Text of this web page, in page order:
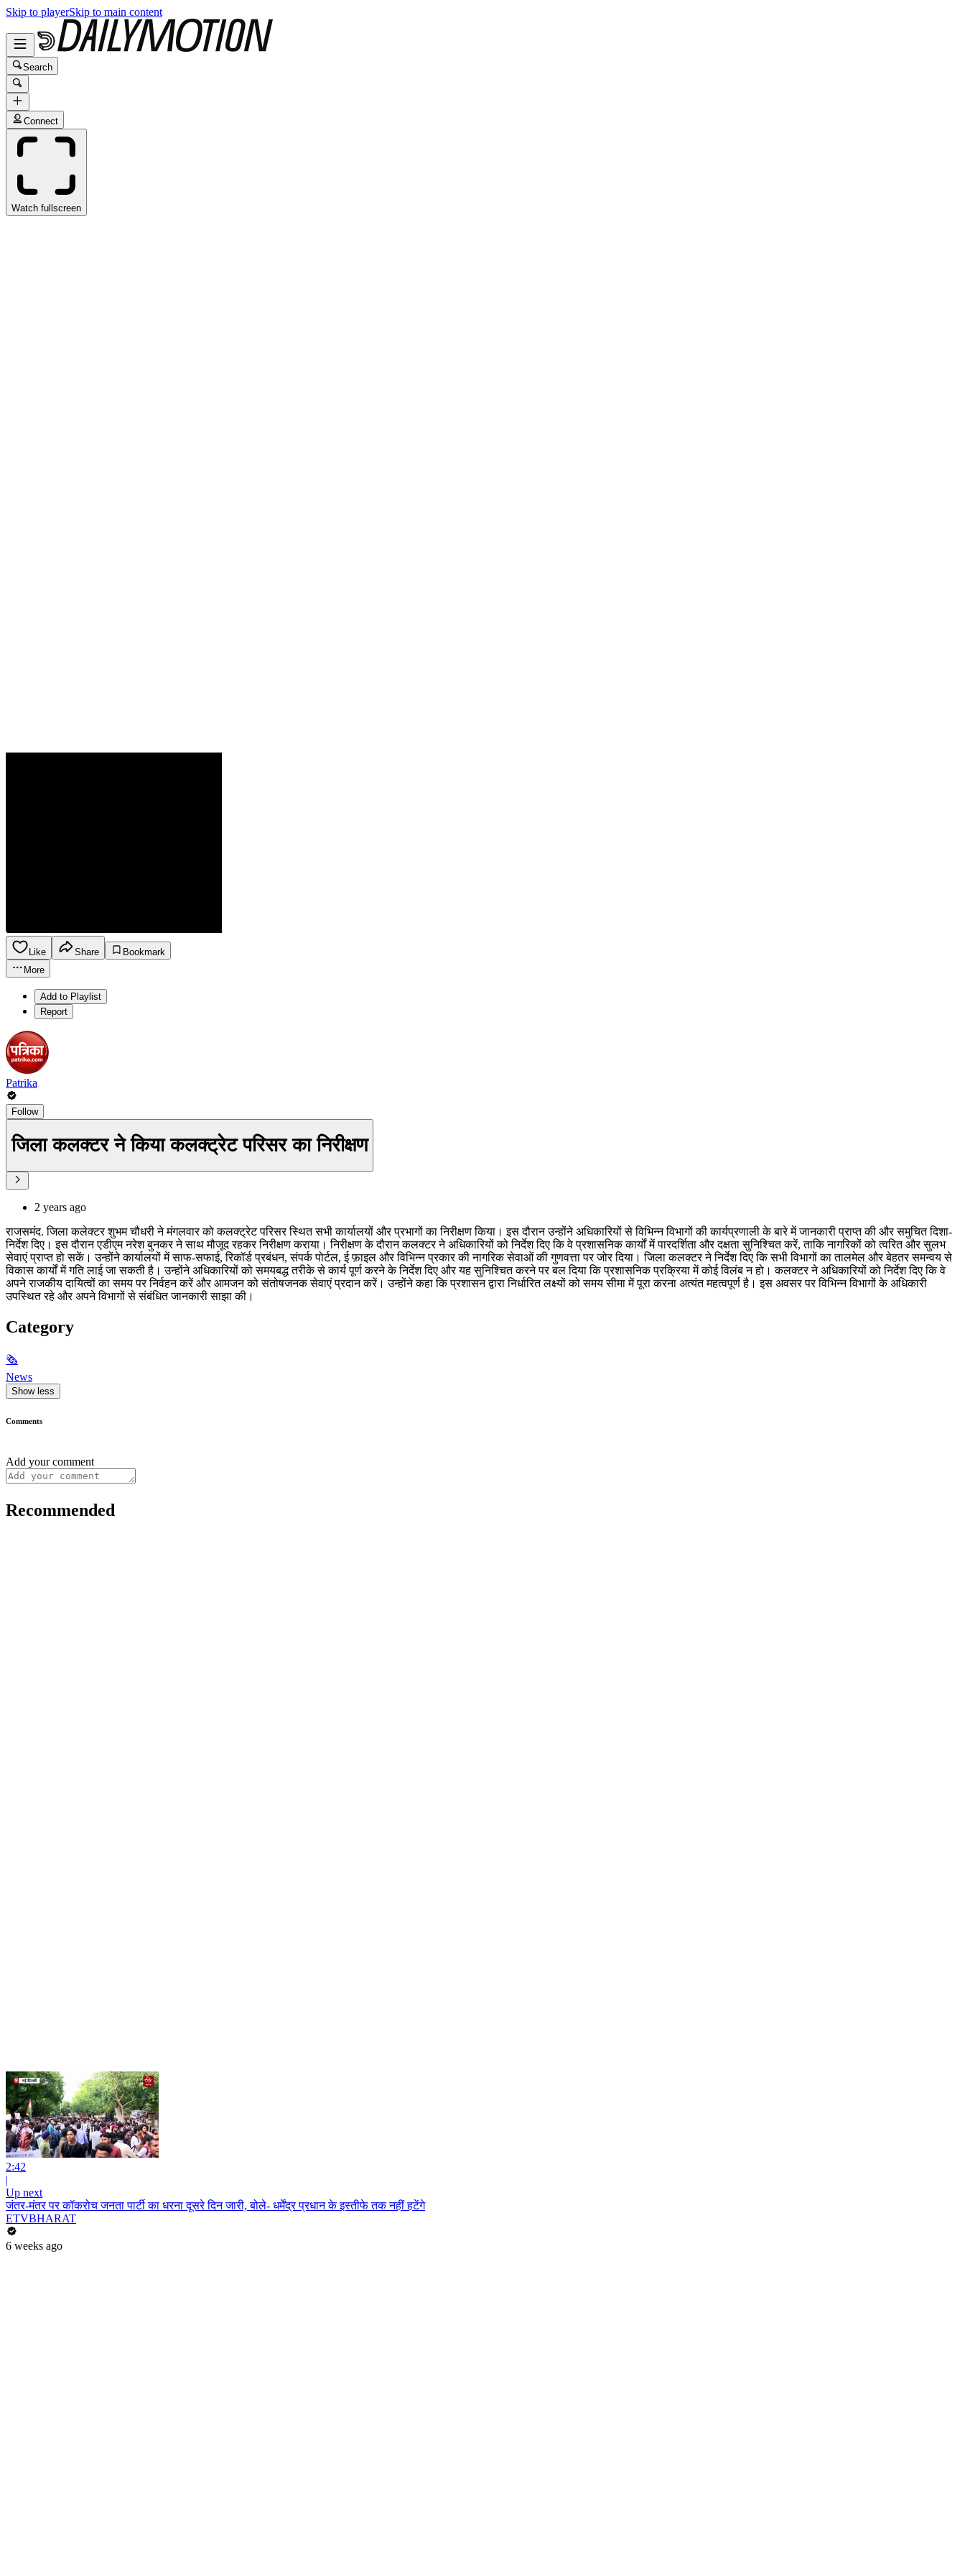
Skip to playerSkip to main content
Search
Connect
Watch fullscreen
Like Share
Bookmark
More
Add to Playlist
Report
Patrika
Follow
जिला कलक्टर ने किया कलक्ट्रेट परिसर का निरीक्षण
2 years ago
राजसमंद. जिला कलेक्टर शुभम चौधरी ने मंगलवार को कलक्ट्रेट परिसर स्थित सभी कार्यालयों और प्रभागों का निरीक्षण किया। इस दौरान उन्होंने अधिकारियों से विभिन्न विभागों की कार्यप्रणाली के बारे में जानकारी प्राप्त की और समुचित दिशा-
निर्देश दिए। इस दौरान एडीएम नरेश बुनकर ने साथ मौजूद रहकर निरीक्षण कराया। निरीक्षण के दौरान कलक्टर ने अधिकारियों को निर्देश दिए कि वे प्रशासनिक कार्यों में पारदर्शिता और दक्षता सुनिश्चित करें, ताकि नागरिकों को त्वरित और सुलभ
सेवाएं प्राप्त हो सकें। उन्होंने कार्यालयों में साफ-सफाई, रिकॉर्ड प्रबंधन, संपर्क पोर्टल, ई फ़ाइल और विभिन्न प्रकार की नागरिक सेवाओं की गुणवत्ता पर जोर दिया। जिला कलक्टर ने निर्देश दिए कि सभी विभागों का तालमेल और बेहतर समन्वय से
विकास कार्यों में गति लाई जा सकती है। उन्होंने अधिकारियों को समयबद्ध तरीके से कार्य पूर्ण करने के निर्देश दिए और यह सुनिश्चित करने पर बल दिया कि प्रशासनिक प्रक्रिया में कोई विलंब न हो। कलक्टर ने अधिकारियों को निर्देश दिए कि वे
अपने राजकीय दायित्वों का समय पर निर्वहन करें और आमजन को संतोषजनक सेवाएं प्रदान करें। उन्होंने कहा कि प्रशासन द्वारा निर्धारित लक्ष्यों को समय सीमा में पूरा करना अत्यंत महत्वपूर्ण है। इस अवसर पर विभिन्न विभागों के अधिकारी
उपस्थित रहे और अपने विभागों से संबंधित जानकारी साझा की।
Category
🗞
News
Show less
Comments
Add your comment
Recommended
2:42
|
Up next
जंतर-मंतर पर कॉकरोच जनता पार्टी का धरना दूसरे दिन जारी, बोले- धर्मेंद्र प्रधान के इस्तीफे तक नहीं हटेंगे
ETVBHARAT
6 weeks ago